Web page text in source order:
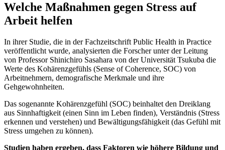
Welche Maßnahmen gegen Stress auf
Arbeit helfen
In ihrer Studie, die in der Fachzeitschrift Public Health in Practice
veröffentlicht wurde, analysierten die Forscher unter der Leitung
von Professor Shinichiro Sasahara von der Universität Tsukuba die
Werte des Kohärenzgefühls (Sense of Coherence, SOC) von
Arbeitnehmern, demografische Merkmale und ihre
Gehgewohnheiten.
Das sogenannte Kohärenzgefühl (SOC) beinhaltet den Dreiklang
aus Sinnhaftigkeit (einen Sinn im Leben finden), Verständnis (Stress
erkennen und verstehen) und Bewältigungsfähigkeit (das Gefühl mit
Stress umgehen zu können).
Studien haben ergeben, dass Faktoren wie höhere Bildung und